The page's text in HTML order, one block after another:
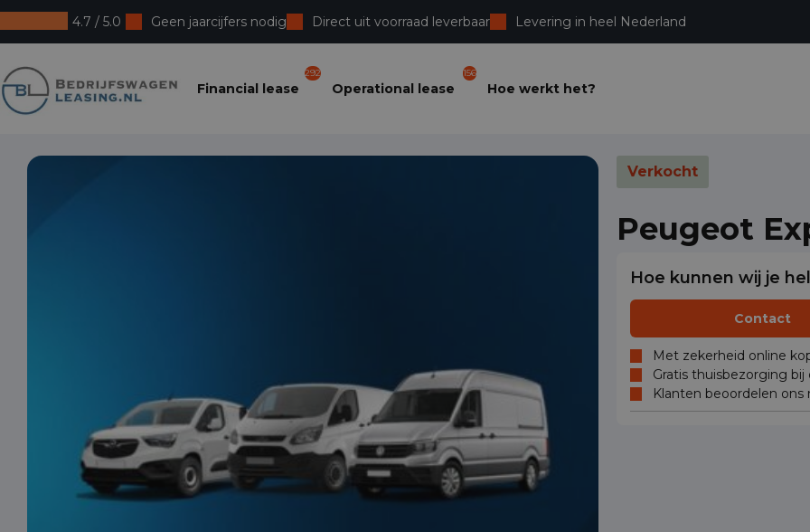
4.7 / 5.0 Geen jaarcijfers nodig Direct uit voorraad leverbaar Levering in heel Nederland
Bedrijfswagenleasing
Financial lease
292
Operational lease
156
Hoe werkt het?
Verkocht
Peugeot
Hoe kunnen wij je
Contact
Met zekerheid online
Gratis thuisbezorging bij
Klanten beoordelen